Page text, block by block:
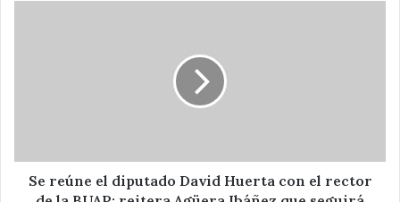
rector
Se reúne el diputado David Huerta con el rector